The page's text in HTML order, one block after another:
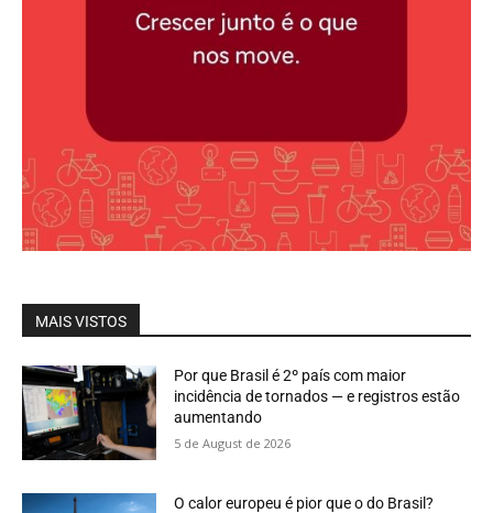
MAIS VISTOS
Por que Brasil é 2º país com maior
incidência de tornados — e registros estão
aumentando
5 de August de 2026
O calor europeu é pior que o do Brasil?